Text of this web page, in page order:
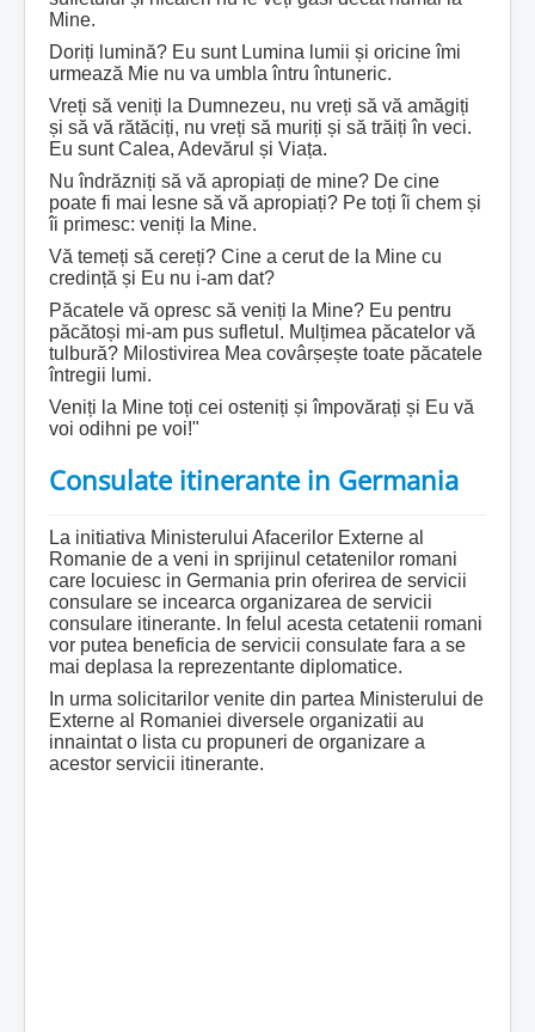
Mine.
Doriți lumină? Eu sunt Lumina lumii și oricine îmi
urmează Mie nu va umbla întru întuneric.
Vreți să veniți la Dumnezeu, nu vreți să vă amăgiți
și să vă rătăciți, nu vreți să muriți și să trăiți în veci.
Eu sunt Calea, Adevărul și Viața.
Nu îndrăzniți să vă apropiați de mine? De cine
poate fi mai lesne să vă apropiați? Pe toți îi chem și
îi primesc: veniți la Mine.
Vă temeți să cereți? Cine a cerut de la Mine cu
credință și Eu nu i-am dat?
Păcatele vă opresc să veniți la Mine? Eu pentru
păcătoși mi-am pus sufletul. Mulțimea păcatelor vă
tulbură? Milostivirea Mea covârșește toate păcatele
întregii lumi.
Veniți la Mine toți cei osteniți și împovărați și Eu vă
voi odihni pe voi!"
Consulate itinerante in Germania
La initiativa Ministerului Afacerilor Externe al
Romanie de a veni in sprijinul cetatenilor romani
care locuiesc in Germania prin oferirea de servicii
consulare se incearca organizarea de servicii
consulare itinerante. In felul acesta cetatenii romani
vor putea beneficia de servicii consulate fara a se
mai deplasa la reprezentante diplomatice.
In urma solicitarilor venite din partea Ministerului de
Externe al Romaniei diversele organizatii au
innaintat o lista cu propuneri de organizare a
acestor servicii itinerante.